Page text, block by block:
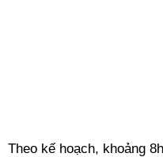
Theo kế hoạch, khoảng